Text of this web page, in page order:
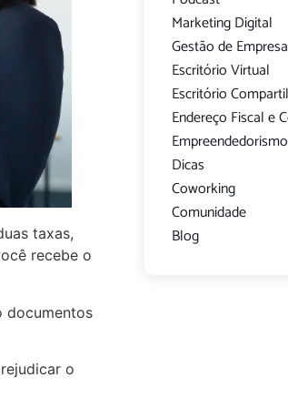
taxas,
recebe o
documentos
o
Marketing Digital
Gestão de
Escritório Virtual
Escritório
Endereço Fiscal e
Empreendedorismo
Dicas
Coworking
Comunidade
Blog